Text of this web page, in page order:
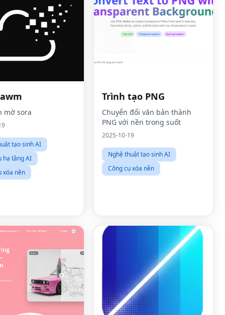
mờ sora
tạo sinh AI
hạ tầng AI
xóa nền
Trình tạo PNG
Chuyển đổi văn bản thành
PNG với nền trong suốt
2025-10-19
Nghệ thuật tạo sinh AI
Công cụ xóa nền